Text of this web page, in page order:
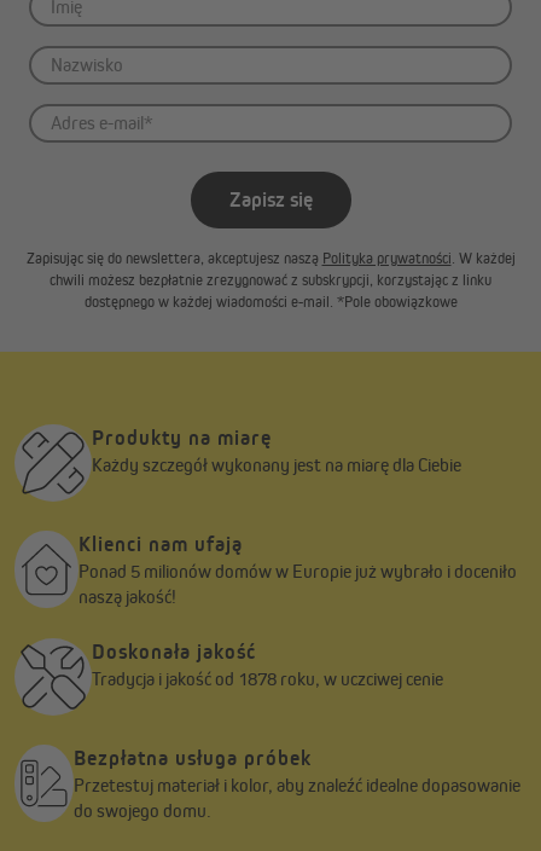
Zapisz się
Zapisując się do newslettera, akceptujesz naszą Polityka prywatności . W każdej
chwili możesz bezpłatnie zrezygnować z subskrypcji, korzystając z linku
dostępnego w każdej wiadomości e-mail. *Pole obowiązkowe
Produkty na miarę
Każdy szczegół wykonany jest na miarę dla Ciebie
Klienci nam ufają
Ponad 5 milionów domów w Europie już wybrało i doceniło
naszą jakość!
Doskonała jakość
Tradycja i jakość od 1878 roku, w uczciwej cenie
Bezpłatna usługa próbek
Przetestuj materiał i kolor, aby znaleźć idealne dopasowanie
do swojego domu.